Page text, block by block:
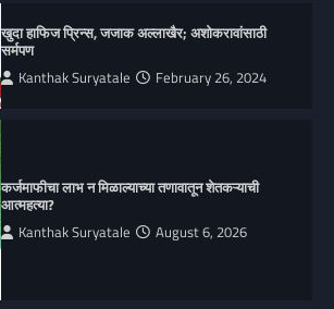
खुदा हाफिज प्रिन्स, जजाक अल्लाखैर; अशोकरावांसाठी
सर्मपण
Kanthak Suryatale February 26, 2024
कर्जमाफीचा लाभ न मिळाल्याच्या तणावातून शेतकऱ्याची
आत्महत्या?
Kanthak Suryatale August 6, 2026